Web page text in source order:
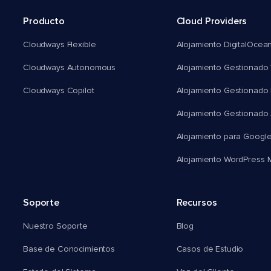
Producto
Cloudways Flexible
Cloudways Autonomous
Cloudways Copilot
Cloud Providers
Alojamiento
Alojamiento Gestionado
Alojamiento Gestionado
Alojamiento Gestionado
Alojamiento para
Alojamiento WordPress
Soporte
Nuestro Soporte
Base de Conocimientos
Recursos
Blog
Casos de Estudio